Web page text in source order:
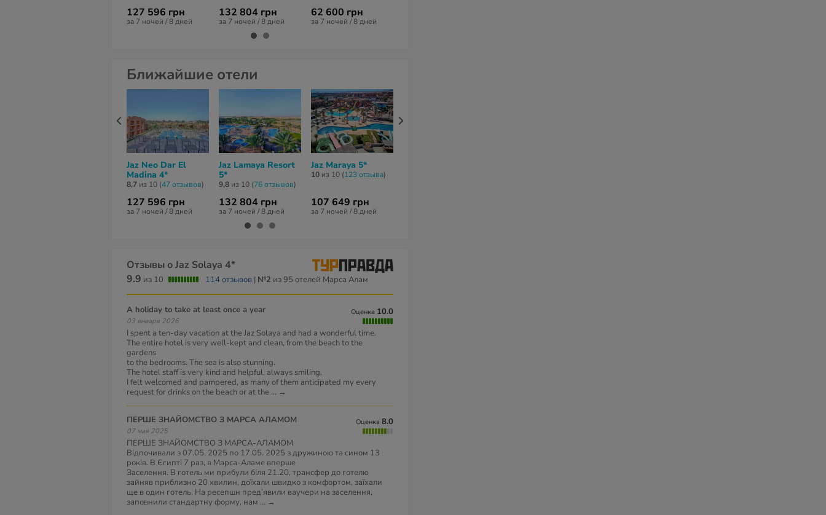
127 596 грн
за 7 ночей / 8 дней
132 804 грн
за 7 ночей / 8 дней
62 600 грн
за 7 ночей / 8 дней
Ближайшие отели
Jaz Neo Dar El
Madina 4*
8,7 из 10 (47 отзывов)
127 596 грн
за 7 ночей / 8 дней
Jaz Lamaya Resort
5*
9,8 из 10 (76 отзывов)
132 804 грн
за 7 ночей / 8 дней
Jaz Maraya 5*
10 из 10 (123 отзывa)
107 649 грн
за 7 ночей / 8 дней
Отзывы о Jaz Solaya 4*
9.9 из 10 114 отзывов | №2 из 95 отелей Марса Алам
A holiday to take at least once a year
03 января 2026
Оценка
10.0
I spent a ten-day vacation at the Jaz Solaya and had a wonderful time.
The entire hotel is very well-kept and clean, from the beach to the
gardens
to the bedrooms. The sea is also stunning.
The hotel staff is very kind and helpful, always smiling.
I felt welcomed and pampered, as many of them anticipated my every
request for drinks on the beach or at the ... →
ПЕРШЕ ЗНАЙОМСТВО З МАРСА АЛАМОМ
07 мая 2025
Оценка
8.0
ПЕРШЕ ЗНАЙОМСТВО З МАРСА-АЛАМОМ
Відпочивали з 07.05. 2025 по 17.05. 2025 з дружиною та сином 13
років. В Єгипті 7 раз, в Марса-Аламе вперше
Заселення. В готель ми прибули біля 21.20, трансфер до готелю
зайняв приблизно 20 хвилин, доїхали швидко з комфортом, заїхали
ще в один готель. На ресепшн пред’явили ваучери на заселення,
заповнили стандартну форму, нам ... →